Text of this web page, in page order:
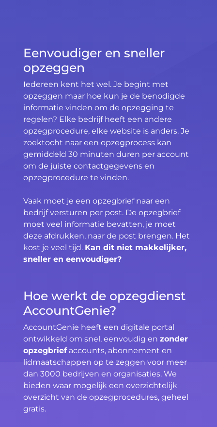
Eenvoudiger en sneller
opzeggen
Iedereen kent het wel. Je begint met
opzeggen maar hoe kun je de benodigde
informatie vinden om de opzegging te
regelen? Elke bedrijf heeft een andere
opzegprocedure, elke website is anders. Je
zoektocht naar een opzegprocess kan
gemiddeld 30 minuten duren per account
om de juiste contactgegevens en
opzegprocedure te vinden.
Vaak moet je een opzegbrief naar een
bedrijf versturen per post. De opzegbrief
moet veel informatie bevatten, je moet
deze afdrukken, naar de post brengen. Het
kost je veel tijd. Kan dit niet makkelijker,
sneller en eenvoudiger?
Hoe werkt de opzegdienst
AccountGenie?
AccountGenie heeft een digitale portal
ontwikkeld om snel, eenvoudig en zonder
opzegbriefaccounts, abonnement en
lidmaatschappen op te zeggen voor meer
dan 3000 bedrijven en organisaties. We
bieden waar mogelijk een overzichtelijk
overzicht van de opzegprocedures, geheel
gratis.